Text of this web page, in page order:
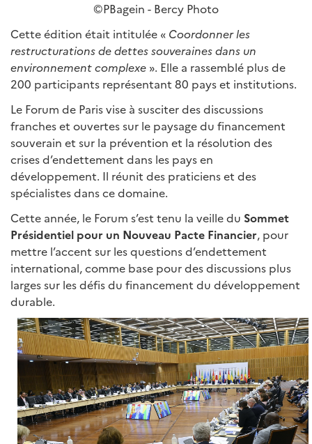
©PBagein - Bercy Photo
Cette édition était intitulée « Coordonner les
restructurations de dettes souveraines dans un
environnement complexe ». Elle a rassemblé plus de
200 participants représentant 80 pays et institutions.
Le Forum de Paris vise à susciter des discussions
franches et ouvertes sur le paysage du financement
souverain et sur la prévention et la résolution des
crises d’endettement dans les pays en
développement. Il réunit des praticiens et des
spécialistes dans ce domaine.
Cette année, le Forum s’est tenu la veille du Sommet
Présidentiel pour un Nouveau Pacte Financier, pour
mettre l’accent sur les questions d’endettement
international, comme base pour des discussions plus
larges sur les défis du financement du développement
durable.